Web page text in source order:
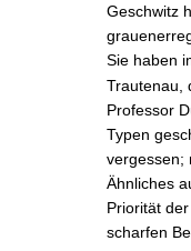
Geschwitz
Sie haben
Trautenau
Professor
Typen
vergessen;
Ähnliches
Priorität
scharfen